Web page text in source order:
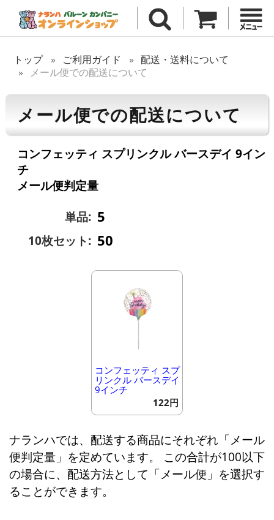
トップ ご利用ガイド
配送・送料について
メール便での配送について
メール便での配送について
コンフェッティ スプリンクル バースデイ 9イン
チ
メール便判定量
単品: 5
10枚セット: 50
コンフェッティ スプ
リンクル バースデイ
9インチ
122円
ナランハでは、配送する商品にそれぞれ「メール
便判定量」を定めています。 この合計が100以下
の場合に、配送方法として「メール便」を選択す
ることができます。